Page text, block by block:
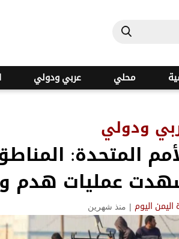
محلي عربي ودولي
ودولي
المتحدة:
عمليات هدم
اليمن اليوم | منذ شهرين